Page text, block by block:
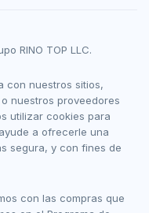
RINO TOP LLC.
con nuestros sitios,
nuestros proveedores
utilizar cookies para
a ofrecerle una
segura, y con fines de
con las compras que